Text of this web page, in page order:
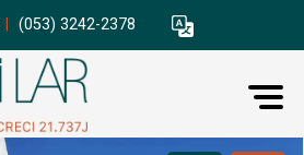
(053) 3242-2378